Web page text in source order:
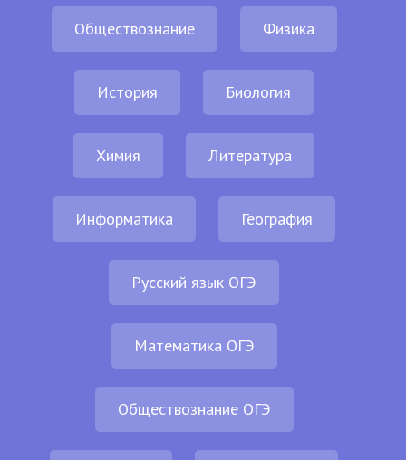
Обществознание Физика
История Биология
Химия Литература
Информатика География
Русский язык ОГЭ
Математика ОГЭ
Обществознание ОГЭ